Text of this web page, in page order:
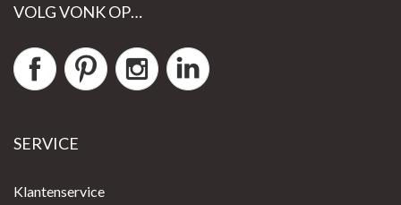
VOLG VONK OP…
SERVICE
Klantenservice